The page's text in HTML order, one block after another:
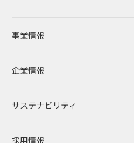
事業情報
事業情報トップ
事業概要
レノバの強み
企業情報
企業情報トップ
会社概要・アクセス
サステナビリティ
サステナビリティトップ
採用情報